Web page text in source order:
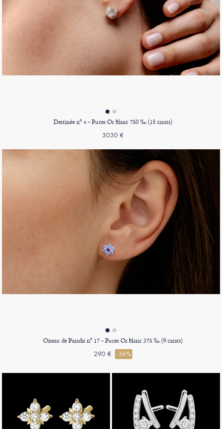
Destinée nº 4 - Puces Or blanc 750 ‰ (18 carats)
3030 €
Oiseau de Paradis nº 17 - Puces Or blanc 375 ‰ (9 carats)
290 € -36%